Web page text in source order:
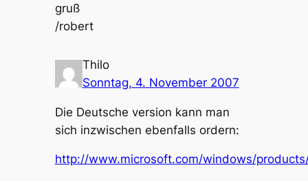
gruß
/robert
Thilo
Sonntag, 4. November 2007
Die Deutsche version kann man
sich inzwischen ebenfalls ordern:
http://www.microsoft.com/windows/